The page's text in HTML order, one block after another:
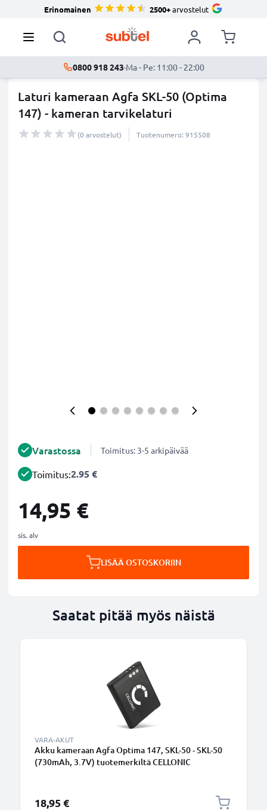
Erinomainen 2500+arvostelut
0800 918 243·Ma - Pe: 11:00 - 22:00
Laturi kameraan Agfa SKL-50 (Optima
147) - kameran tarvikelaturi
(0 arvostelut) Tuotenumero: 915508
Varastossa Toimitus: 3-5 arkipäivää
Toimitus:2.95 €
14,95 €
sis. alv
LISÄÄ OSTOSKORIIN
Saatat pitää myös näistä
VARA-AKUT
Akku kameraan Agfa Optima 147, SKL-50 - SKL-50
(730mAh, 3.7V) tuotemerkiltä CELLONIC
18,95 €